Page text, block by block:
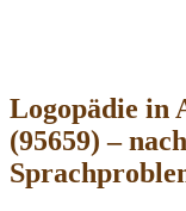
Logopädie in
(95659) –